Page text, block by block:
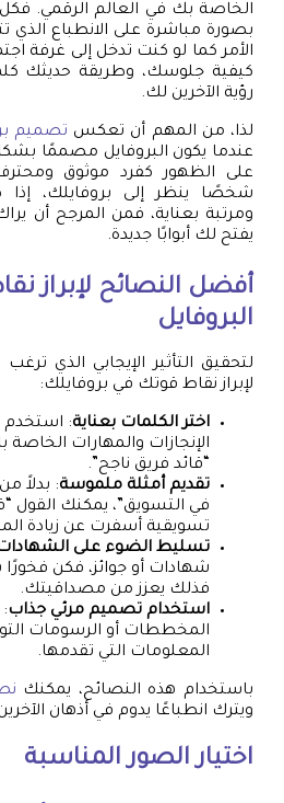
الخاصة بك في العالم الرقمي.
بصورة مباشرة على الانطباع الذي
الأمر كما لو كنت تدخل إلى غرفة
كيفية جلوسك، وطريقة حديثك
رؤية الآخرين لك.
لذا، من المهم أن تعكس تصميم
عندما يكون البروفايل مصممًا
على الظهور كفرد موثوق
شخصًا ينظر إلى بروفايلك، إذا
ومرتبة بعناية، فمن المرجح أن
يفتح لك أبوابًا جديدة.
أفضل النصائح لإبراز
البروفايل
لتحقيق التأثير الإيجابي الذي
لإبراز نقاط قوتك في بروفايلك:
اختر الكلمات بعناية: استخدم
الإنجازات والمهارات
“قائد فريق ناجح”.
تقديم أمثلة ملموسة: بدلاً
في التسويق”، يمكنك القول
تسويقية أسفرت عن زيادة
تسليط الضوء على
شهادات أو جوائز، فكن
فذلك يعزز من مصداقيتك.
استخدام تصميم مرئي جذاب
المخططات أو الرسومات
المعلومات التي تقدمها.
باستخدام هذه النصائح، يمكنك
ويترك انطباعًا يدوم في أذهان
اختيار الصور المناسبة